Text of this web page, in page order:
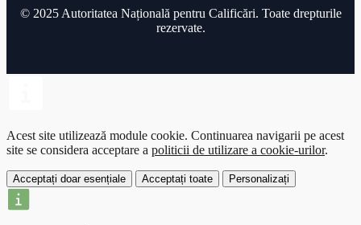
© 2025 Autoritatea Națională pentru Calificări. Toate drepturile
rezervate.
Acest site utilizează module cookie. Continuarea navigarii pe acest
site se considera acceptare a politicii de utilizare a cookie-urilor.
Acceptați doar esențiale Acceptați toate Personalizați